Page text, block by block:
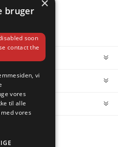
KONTO
US
bruger
soon
contact the
vi
vores
til alle
vores